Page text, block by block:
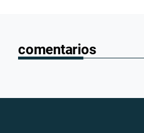
comentarios